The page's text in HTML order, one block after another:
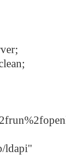
ldapi"